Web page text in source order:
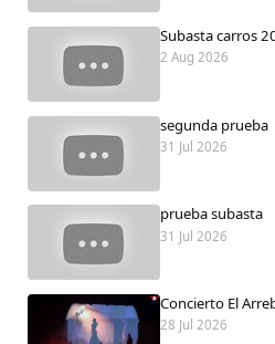
Traductor
Dichos
Cancionero Local
Apodos
Peñas
Subasta
2 Aug 2026
segunda prueba
31 Jul 2026
prueba subasta
31 Jul 2026
Concierto El
28 Jul 2026